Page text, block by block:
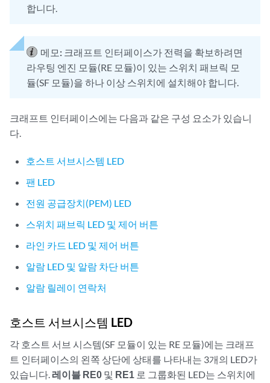
합니다.
메모: 크래프트 인터페이스가 전력을 확보하려면
라우팅 엔진 모듈(RE 모듈)이 있는 스위치 패브릭 모
듈(SF 모듈)을 하나 이상 스위치에 설치해야 합니다.
크래프트 인터페이스에는 다음과 같은 구성 요소가 있습니
다.
호스트 서브시스템 LED
팬 LED
전원 공급장치(PEM) LED
스위치 패브릭 LED 및 제어 버튼
라인 카드 LED 및 제어 버튼
알람 LED 및 알람 차단 버튼
알람 릴레이 연락처
호스트 서브시스템 LED
각 호스트 서브 시스템(SF 모듈이 있는 RE 모듈)에는 크래프
트 인터페이스의 왼쪽 상단에 상태를 나타내는 3개의 LED가
있습니다. 레이블 RE0 및 RE1 로 그룹화된 LED는 스위치에